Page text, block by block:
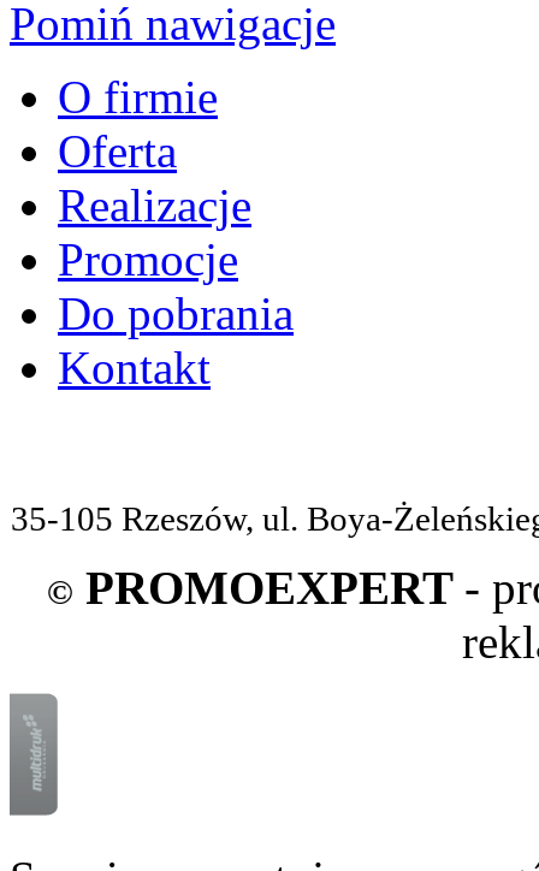
Pomiń nawigacje
O firmie
Oferta
Realizacje
Promocje
Do pobrania
Kontakt
35-105 Rzeszów, ul. Boya-
© PROMOEXPERT -